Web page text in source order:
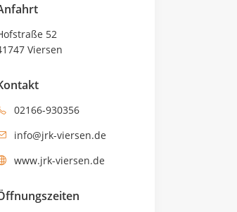
52
Viersen
02166-930356
info@jrk-viersen.de
www.jrk-viersen.de